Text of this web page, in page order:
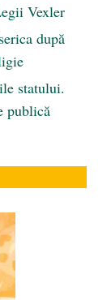
Vexler
după
statului.
publică